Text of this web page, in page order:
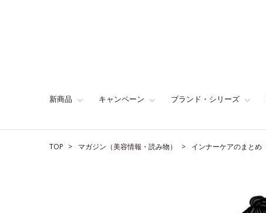
新商品 キャンペーン ブランド・シリーズ
TOP マガジン（美容情報・読み物） インナーケアのまとめ